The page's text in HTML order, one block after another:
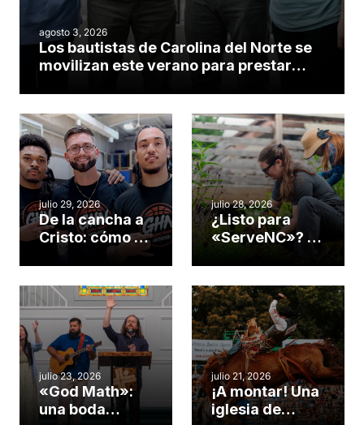
agosto 3, 2026
Los bautistas de Carolina del Norte se
movilizan este verano para prestar
julio 29, 2026
De la cancha a
Cristo: cómo el
gimnasio de
Cary se
convirtió en un
insólito campo
misionero te
cuento
julio 28, 2026
¿Listo para
«ServeNC»? 4
obra de Dios
durante la
Semana
ServeNC
julio 23, 2026
«God Math»:
una boda
julio 21, 2026
¡A montar! Una
iglesia de